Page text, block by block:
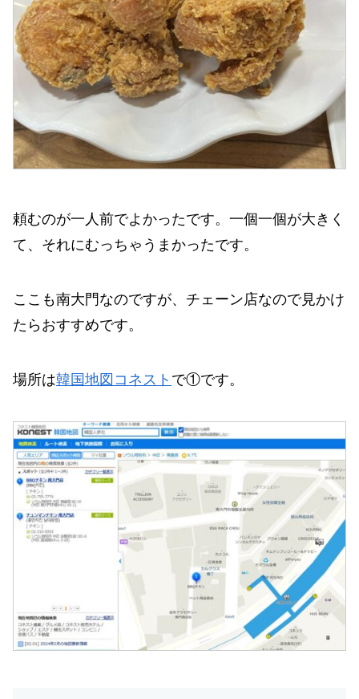
頼むのが一人前でよかったです。一個一個が大きく
て、それにむっちゃうまかったです。
ここも南大門なのですが、チェーン店なので見かけ
たらおすすめです。
場所は韓国地図コネスト で①です。